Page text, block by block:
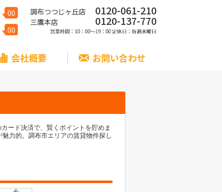
00
00
調布つつじヶ丘店 0120-061-210
三鷹本店 0120-137-770
会社概要 お問い合わせ
ード決済で、賢くポイントを貯めま
力的。調布市エリアの賃貸物件探し